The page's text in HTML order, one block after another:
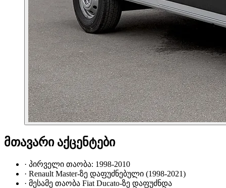
მთავარი აქცენტები
· პირველი თაობა: 1998-2010
· Renault Master-ზე დაფუძნებული (1998-2021)
· მესამე თაობა Fiat Ducato-ზე დაფუძნდა